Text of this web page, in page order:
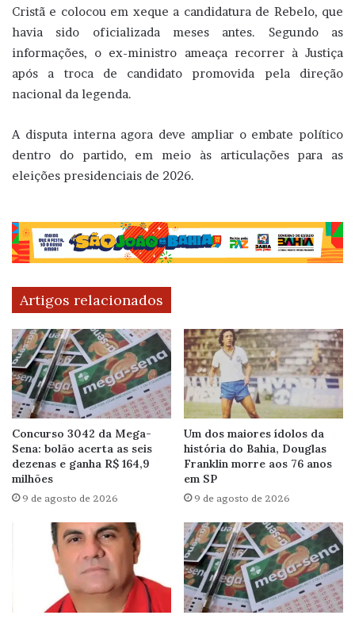
Cristã e colocou em xeque a candidatura de Rebelo, que
havia sido oficializada meses antes. Segundo as
informações, o ex-ministro ameaça recorrer à Justiça
após a troca de candidato promovida pela direção
nacional da legenda.
A disputa interna agora deve ampliar o embate político
dentro do partido, em meio às articulações para as
eleições presidenciais de 2026.
Artigos relacionados
Concurso 3042 da Mega-
Sena: bolão acerta as seis
dezenas e ganha R$ 164,9
milhões
9 de agosto de 2026
Um dos maiores ídolos da
história do Bahia, Douglas
Franklin morre aos 76 anos
em SP
9 de agosto de 2026